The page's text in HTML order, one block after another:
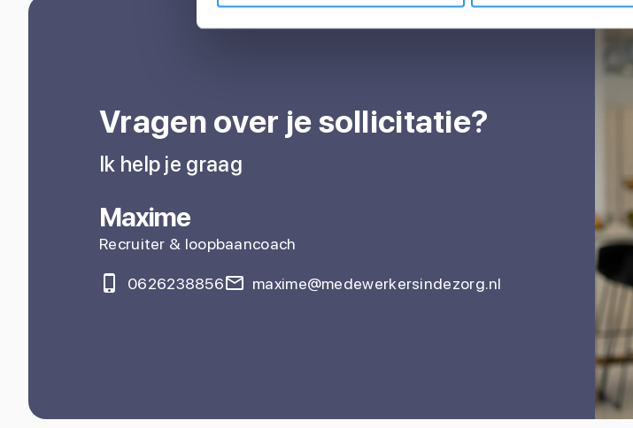
Vragen over je sollicitatie?
Ik help je graag
Maxime
Recruiter & loopbaancoach
0626238856 maxime@medewerkersindezorg.nl